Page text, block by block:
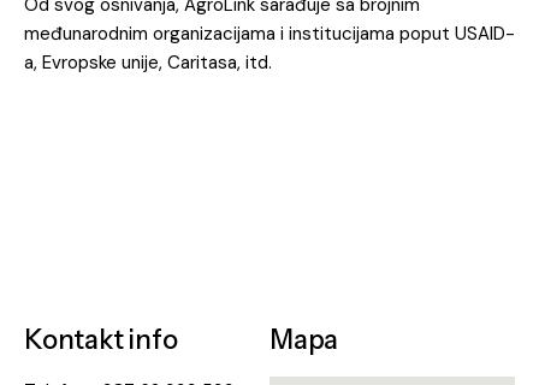
međunarodnim organizacijama i institucijama poput USAID-
a, Evropske unije, Caritasa, itd.
Kontakt info Mapa